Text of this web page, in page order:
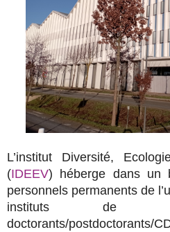
L’institut Diversité,
(IDEEV) héberge dans un
personnels permanents de
instituts de
doctorants/